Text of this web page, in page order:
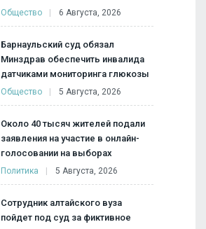
Общество 6 Августа, 2026
Барнаульский суд обязал
Минздрав обеспечить инвалида
датчиками мониторинга глюкозы
Общество 5 Августа, 2026
Около 40 тысяч жителей подали
заявления на участие в онлайн-
голосовании на выборах
Политика 5 Августа, 2026
Сотрудник алтайского вуза
пойдет под суд за фиктивное